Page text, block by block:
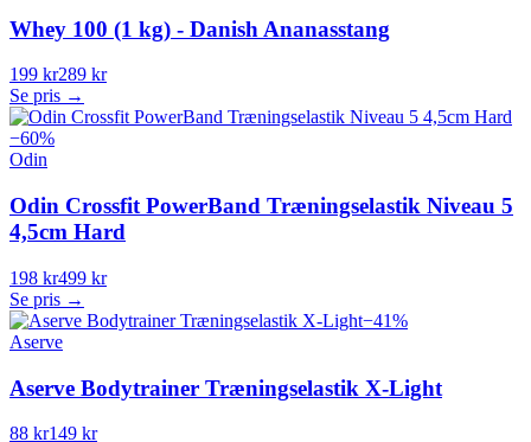
Whey 100 (1 kg) - Danish Ananasstang
199 kr289 kr
Se pris →
−60%
Odin
Odin Crossfit PowerBand Træningselastik Niveau 5
4,5cm Hard
198 kr499 kr
Se pris →
−41%
Aserve
Aserve Bodytrainer Træningselastik X-Light
88 kr149 kr